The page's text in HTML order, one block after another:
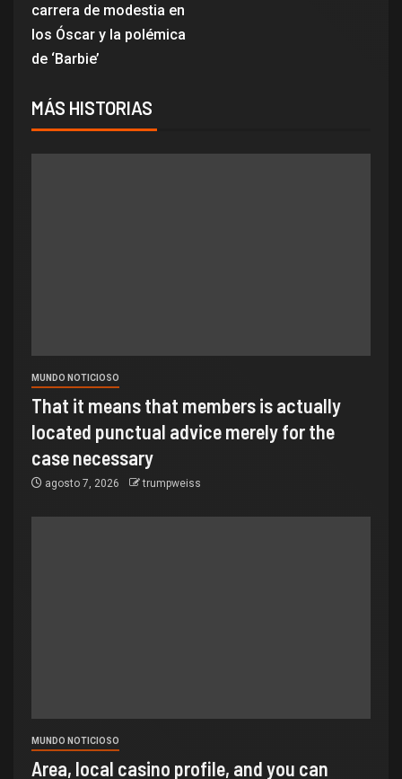
carrera de modestia en
los Óscar y la polémica
de ‘Barbie’
MÁS HISTORIAS
MUNDO NOTICIOSO
That it means that members is actually
located punctual advice merely for the
case necessary
agosto 7, 2026 trumpweiss
MUNDO NOTICIOSO
Area, local casino profile, and you can